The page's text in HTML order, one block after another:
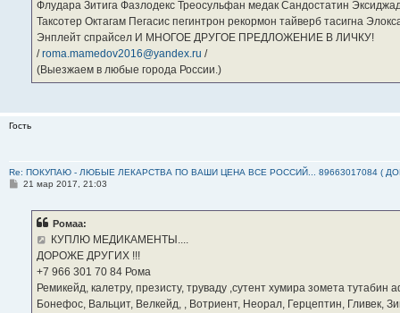
Флудара Зитига Фазлодекс Треосульфан медак Сандостатин
Таксотер Октагам Пегасис пегинтрон рекормон тайверб тасигна
Энплейт спрайсел И МНОГОЕ ДРУГОЕ ПРЕДЛОЖЕНИЕ В ЛИЧКУ!
/roma.mamedov2016@yandex.ru /
(Выезжаем в любые города России.)
Гость
Re: ПОКУПАЮ - ЛЮБЫЕ ЛЕКАРСТВА ПО ВАШИ ЦЕНА ВСЕ РОССИЙ... 89663017084 (
С21 мар 2017, 21:03
Ромаа:
КУПЛЮ МЕДИКАМЕНТЫ....
ДОРОЖЕ ДРУГИХ !!!
‪+7 966 301 70 84‬ Рома
Ремикейд, калетру, презисту, труваду ,сутент хумира зомета
Бонефос, Вальцит, Велкейд, , Вотриент, Неорал, Герцептин, Гливек,